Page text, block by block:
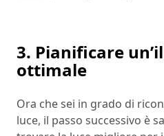
3. Pianificare
ottimale
Ora che sei in grado di
luce, il passo successivo è